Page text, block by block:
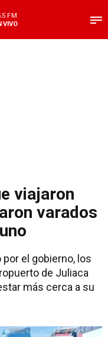
FM
VIVO
viajaron
varados
el gobierno, los
de Juliaca
más cerca a su